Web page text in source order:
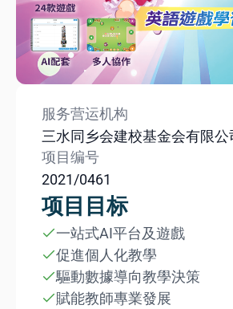
服务营运机构
三水同乡会建校基金会有限公
项目编号
2021/0461
项目目标
一站式AI平台及遊戲
促進個人化教學
驅動數據導向教學決策
賦能教師專業發展⁠⁠